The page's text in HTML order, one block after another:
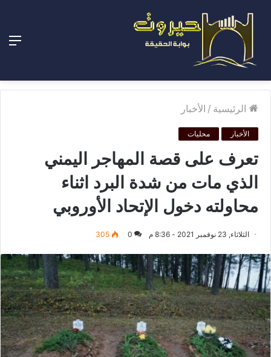
الرئيسية / الأخبار
الأخبار محليات
تعرف على قصة المهاجر اليمني
الذي مات من شدة البرد اثناء
محاولته دخول الإتحاد الأوروبي
الثلاثاء, 23 نوفمبر 2021 - 8:36 م 0
305